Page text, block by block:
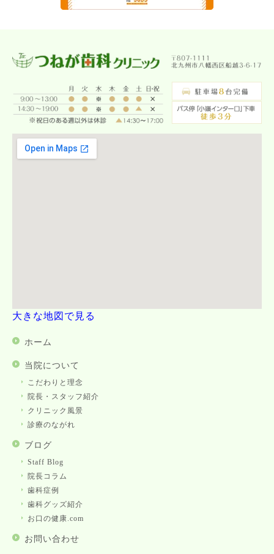
大きな地図で見る
ホーム
当院について
こだわりと理念
院長・スタッフ紹介
クリニック風景
診療のながれ
ブログ
Staff Blog
院長コラム
歯科症例
歯科グッズ紹介
お口の健康.com
お問い合わせ